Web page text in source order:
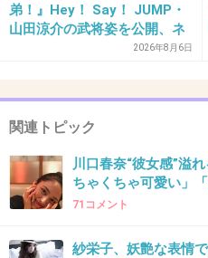
顔も体も私は好きだけ
39. 匿名2019/01/13(日) 15:37:23
あれ？
弟！』Hey！ Say！ JUMP・
山田涼介の武将姿を公開、ネ
ット歓喜「ビジュ良すぎん」
2026年8月6日
関連トピック
川口春奈“彼女感”溢
ちゃくちゃ可愛い」
71コメント
紗栄子、妖艶な表情